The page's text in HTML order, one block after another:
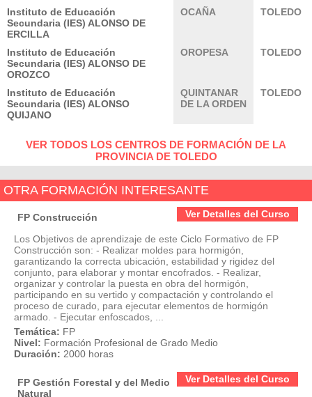
Instituto de Educación
Secundaria (IES) ALONSO DE
ERCILLA
OCAÑA TOLEDO
Instituto de Educación
Secundaria (IES) ALONSO DE
OROZCO
OROPESA TOLEDO
Instituto de Educación
Secundaria (IES) ALONSO
QUIJANO
QUINTANAR
DE LA ORDEN
TOLEDO
VER TODOS LOS CENTROS DE FORMACIÓN DE LA
PROVINCIA DE TOLEDO
OTRA FORMACIÓN INTERESANTE
Ver Detalles del Curso
FP Construcción
Los Objetivos de aprendizaje de este Ciclo Formativo de FP
Construcción son: - Realizar moldes para hormigón,
garantizando la correcta ubicación, estabilidad y rigidez del
conjunto, para elaborar y montar encofrados. - Realizar,
organizar y controlar la puesta en obra del hormigón,
participando en su vertido y compactación y controlando el
proceso de curado, para ejecutar elementos de hormigón
armado. - Ejecutar enfoscados, ...
Temática: FP
Nivel: Formación Profesional de Grado Medio
Duración: 2000 horas
Ver Detalles del Curso
FP Gestión Forestal y del Medio
Natural